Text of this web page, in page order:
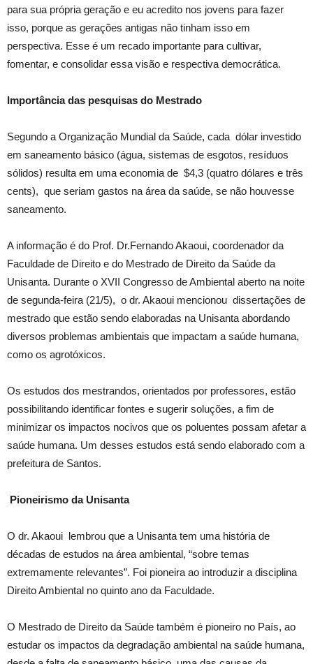
para sua própria geração e eu acredito nos jovens para fazer
isso, porque as gerações antigas não tinham isso em
perspectiva. Esse é um recado importante para cultivar,
fomentar, e consolidar essa visão e respectiva democrática.
Importância das pesquisas do Mestrado
Segundo a Organização Mundial da Saúde, cada dólar investido
em saneamento básico (água, sistemas de esgotos, resíduos
sólidos) resulta em uma economia de $4,3 (quatro dólares e três
cents), que seriam gastos na área da saúde, se não houvesse
saneamento.
A informação é do Prof. Dr.Fernando Akaoui, coordenador da
Faculdade de Direito e do Mestrado de Direito da Saúde da
Unisanta. Durante o XVII Congresso de Ambiental aberto na noite
de segunda-feira (21/5), o dr. Akaoui mencionou dissertações de
mestrado que estão sendo elaboradas na Unisanta abordando
diversos problemas ambientais que impactam a saúde humana,
como os agrotóxicos.
Os estudos dos mestrandos, orientados por professores, estão
possibilitando identificar fontes e sugerir soluções, a fim de
minimizar os impactos nocivos que os poluentes possam afetar a
saúde humana. Um desses estudos está sendo elaborado com a
prefeitura de Santos.
Pioneirismo da Unisanta
O dr. Akaoui lembrou que a Unisanta tem uma história de
décadas de estudos na área ambiental, “sobre temas
extremamente relevantes”. Foi pioneira ao introduzir a disciplina
Direito Ambiental no quinto ano da Faculdade.
O Mestrado de Direito da Saúde também é pioneiro no País, ao
estudar os impactos da degradação ambiental na saúde humana,